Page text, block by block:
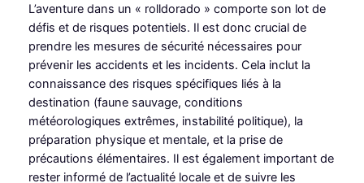
L’aventure dans un « rolldorado » comporte son lot de
défis et de risques potentiels. Il est donc crucial de
prendre les mesures de sécurité nécessaires pour
prévenir les accidents et les incidents. Cela inclut la
connaissance des risques spécifiques liés à la
destination (faune sauvage, conditions
météorologiques extrêmes, instabilité politique), la
préparation physique et mentale, et la prise de
précautions élémentaires. Il est également important de
rester informé de l’actualité locale et de suivre les